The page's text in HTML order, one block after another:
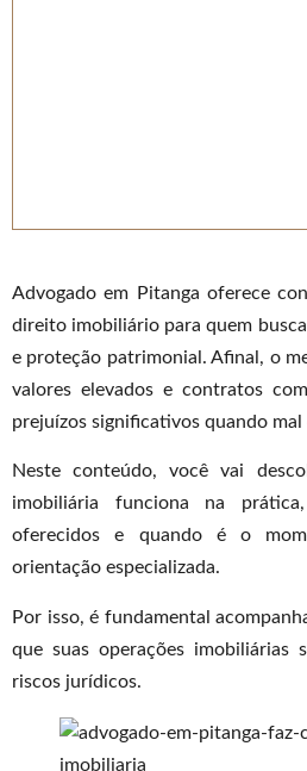
Advogado em Pitanga oferece
direito imobiliário para quem
e proteção patrimonial. Afinal, o
valores elevados e contratos
prejuízos significativos quando mal
Neste conteúdo, você vai
imobiliária funciona na
oferecidos e quando é o
orientação especializada.
Por isso, é fundamental
que suas operações imobiliárias
riscos jurídicos.